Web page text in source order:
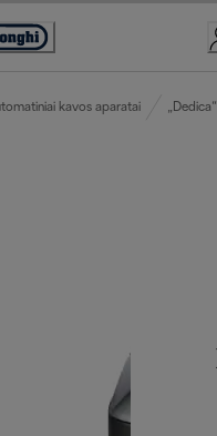
kavos aparatai „Dedica“